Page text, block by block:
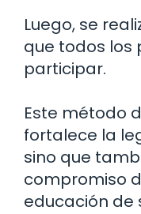
Luego, se
que todos los
participar.
Este método
fortalece la
sino que
compromiso
educación de